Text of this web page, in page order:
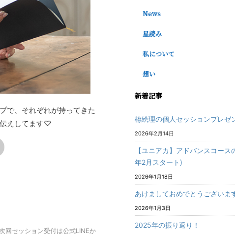
で、それぞれが持ってきた
えしてます♡
回セッション受付は公式LINEか
News
星読み
私について
想い
新着記事
栫絵理の個人セッションプレゼ
2026年2月14日
【ユニアカ】アドバンスコー
年2月スタート)
2026年1月18日
あけましておめでとうございま
2026年1月3日
2025年の振り返り！